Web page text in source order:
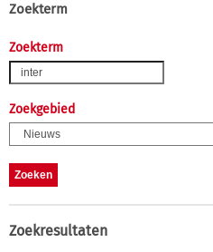
Zoekterm
Zoekterm
Zoekgebied
Zoekresultaten